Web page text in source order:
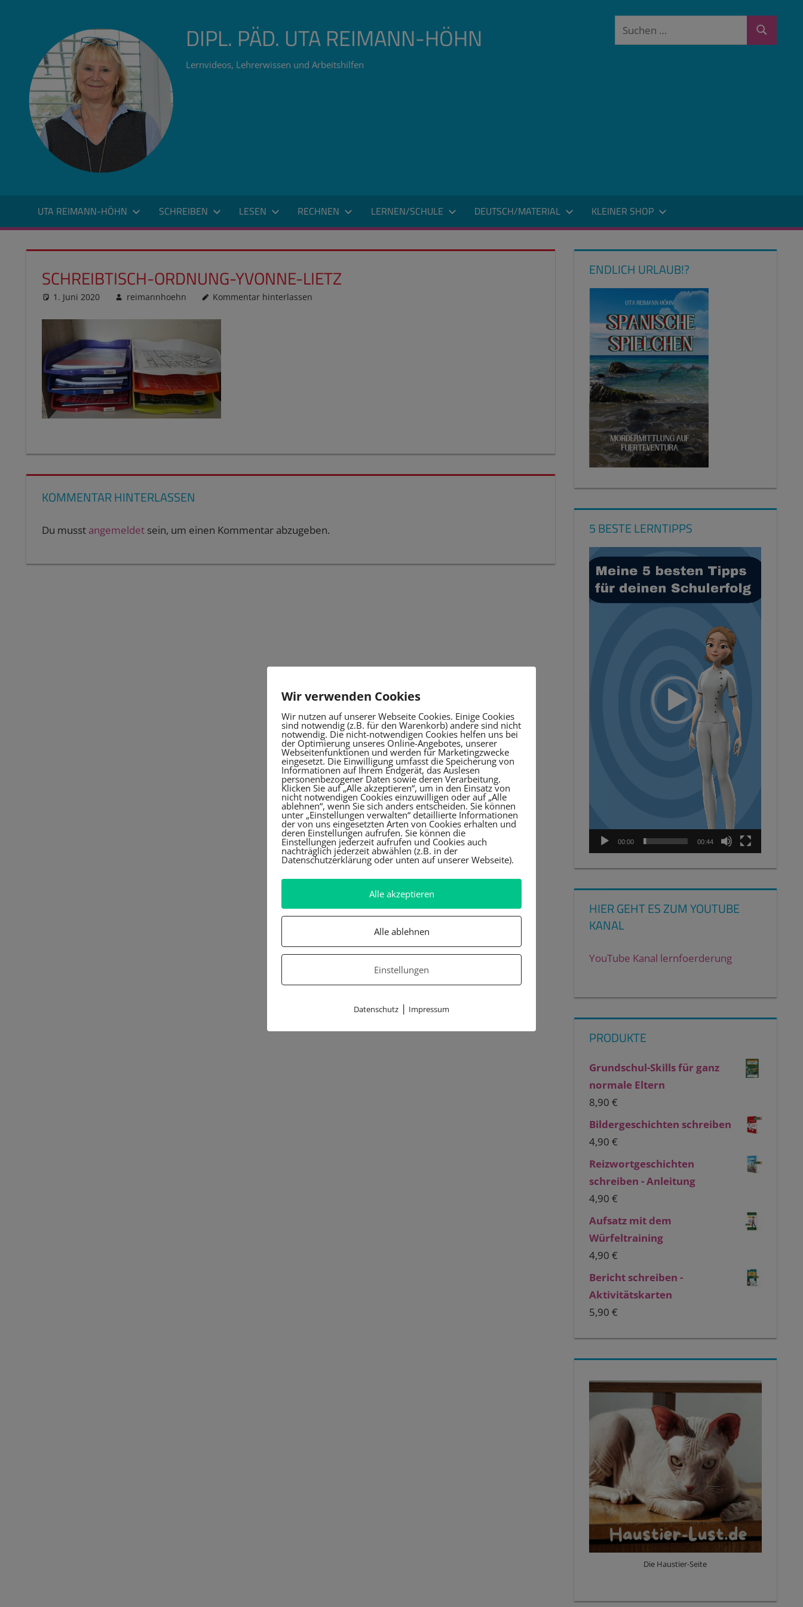
DIPL. PÄD. UTA REIMANN-HÖHN
Lernvideos, Lehrerwissen und Arbeitshilfen
Suchen
Suchen
UTA REIMANN-HÖHN SCHREIBEN LESEN RECHNEN LERNEN/SCHULE DEUTSCH/MATERIAL KLEINER SHOP
SCHREIBTISCH-ORDNUNG-YVONNE-LIETZ
1. Juni 2020 reimannhoehn Kommentar hinterlassen
KOMMENTAR HINTERLASSEN
Du musst angemeldetsein, um einen Kommentar abzugeben.
ENDLICH URLAUB!?
5 BESTE LERNTIPPS
Video-
Player
00:00 00:44
HIER GEHT ES ZUM YOUTUBE
KANAL
YouTube Kanal lernfoerderung
PRODUKTE
Grundschul-Skills für ganz
normale Eltern
8,90€
Bildergeschichten schreiben
4,90€
Reizwortgeschichten
schreiben - Anleitung
4,90€
Aufsatz mit dem
Würfeltraining
4,90€
Bericht schreiben -
Aktivitätskarten
5,90€
Die Haustier-Seite
Wir verwenden Cookies
Wir nutzen auf unserer Webseite Cookies. Einige Cookies
sind notwendig (z.B. für den Warenkorb) andere sind nicht
notwendig. Die nicht-notwendigen Cookies helfen uns bei
der Optimierung unseres Online-Angebotes, unserer
Webseitenfunktionen und werden für Marketingzwecke
eingesetzt. Die Einwilligung umfasst die Speicherung von
Informationen auf Ihrem Endgerät, das Auslesen
personenbezogener Daten sowie deren Verarbeitung.
Klicken Sie auf „Alle akzeptieren“, um in den Einsatz von
nicht notwendigen Cookies einzuwilligen oder auf „Alle
ablehnen“, wenn Sie sich anders entscheiden. Sie können
unter „Einstellungen verwalten“ detaillierte Informationen
der von uns eingesetzten Arten von Cookies erhalten und
deren Einstellungen aufrufen. Sie können die
Einstellungen jederzeit aufrufen und Cookies auch
nachträglich jederzeit abwählen (z.B. in der
Datenschutzerklärung oder unten auf unserer Webseite).
Alle akzeptieren
Alle ablehnen
Einstellungen
Datenschutz | Impressum